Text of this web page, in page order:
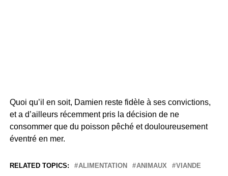
Quoi qu’il en soit, Damien reste fidèle à ses convictions,
et a d’ailleurs récemment pris la décision de ne
consommer que du poisson pêché et douloureusement
éventré en mer.
RELATED TOPICS: ALIMENTATION ANIMAUX VIANDE